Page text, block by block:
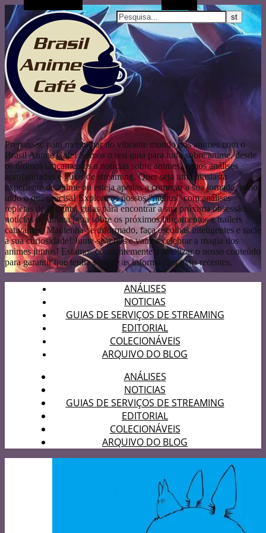
Prepare-se para mergulhar no vibrante mundo dos animes com o
Brasil Anime Cafe! Somos o seu guia para tudo sobre anime, desde
os últimos lançamentos a notícias sobre animes, temos análises
aprofundadas e guias de streaming. Quer seja um entusiasta
experiente de anime ou esteja apenas a começar a sua jornada, temos
tudo o que precisa! Explore os nossos "menus" com análises
repletas de insights, guias para encontrar a sua próxima obsessão,
notícias de última hora sobre os próximos lançamentos e trailers
cativantes. Mantenha-se informado, faça escolhas inteligentes e sacie
a sua curiosidade! Junte-se a nós e vamos celebrar a magia dos
animes juntos! Estamos constantemente a atualizar o nosso conteúdo
para garantir que tenha sempre as informações mais recentes.
ANÁLISES
NOTICIAS
GUIAS DE SERVIÇOS DE STREAMING
EDITORIAL
COLECIONÁVEIS
ARQUIVO DO BLOG
ANÁLISES
NOTICIAS
GUIAS DE SERVIÇOS DE STREAMING
EDITORIAL
COLECIONÁVEIS
ARQUIVO DO BLOG